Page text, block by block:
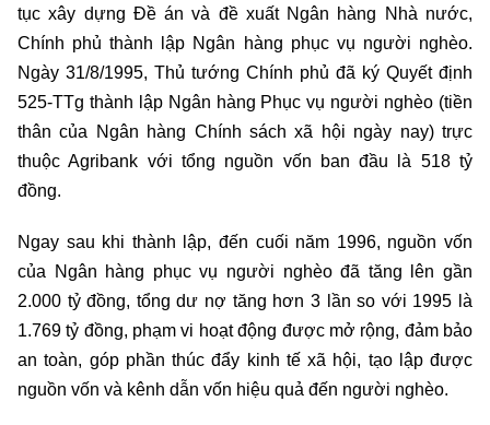
tục xây dựng Đề án và đề xuất Ngân hàng Nhà nước,
Chính phủ thành lập Ngân hàng phục vụ người nghèo.
Ngày 31/8/1995, Thủ tướng Chính phủ đã ký Quyết định
525-TTg thành lập Ngân hàng Phục vụ người nghèo (tiền
thân của Ngân hàng Chính sách xã hội ngày nay) trực
thuộc Agribank với tổng nguồn vốn ban đầu là 518 tỷ
đồng.
Ngay sau khi thành lập, đến cuối năm 1996, nguồn vốn
của Ngân hàng phục vụ người nghèo đã tăng lên gần
2.000 tỷ đồng, tổng dư nợ tăng hơn 3 lần so với 1995 là
1.769 tỷ đồng, phạm vi hoạt động được mở rộng, đảm bảo
an toàn, góp phần thúc đẩy kinh tế xã hội, tạo lập được
nguồn vốn và kênh dẫn vốn hiệu quả đến người nghèo.